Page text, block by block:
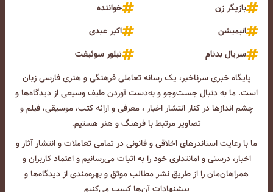
بازیگر زن
خواننده
انیمیشن
اکبر عبدی
سریال بدنام
تیلور سوئیفت
پایگاه خبری سرناخبر، یک رسانه تعاملی فرهنگی و هنری فارسی زبان
است. ما به دنبال جست‌و‌جو و به‌دست آوردن طیف وسیعی از دیدگاه‌ها و
چشم انداز‌ها در کنار انتشار اخبار ، معرفی و ارائه کتب، موسیقی، فیلم و
تصاویر مرتبط با فرهنگ و هنر هستیم.
ما با رعایت استاندرهای اخلاقی و قانونی در تمامی تعاملات و انتشار آثار و
اخبار، درستی و امانتداری خود را به اثبات می‌رسانیم و اعتماد کاربران و
همراهان‌مان را از طریق نشر مطالب موثق و بهره‌مندی از دیدگاه‌ها و
پیشنهادات آن‌ها کسب می‌کنیم